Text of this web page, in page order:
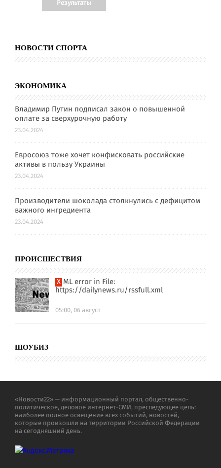
НОВОСТИ СПОРТА
ЭКОНОМИКА
Владимир Путин подписал закон о повышенной
оплате за сверхурочную работу
23.04.2024
Евросоюз тоже хочет конфисковать российские
активы в пользу Украины
23.04.2024
Производители шоколада столкнулись с дефицитом
важного ингредиента
23.04.2024
ПРОИСШЕСТВИЯ
XML error in File:
https://dailynews.ru/rssfull.xml
05:00, 06 август
ШОУБИЗ
«Новости22» — информационный портал, общественно-
политическое, деловое интернет-СМИ, преследующее цель:
наиболее полное освещение всех событий, новостей,
которые произошли на территории Российской Федерации
на сегодняшний день.